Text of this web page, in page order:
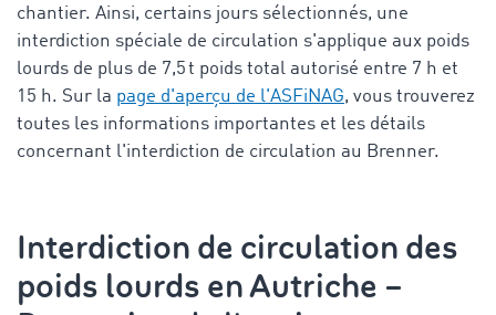
chantier. Ainsi, certains jours sélectionnés, une
interdiction spéciale de circulation s'applique aux poids
lourds de plus de 7,5 t poids total autorisé entre 7 h et
15 h. Sur la page d'aperçu de l'ASFiNAG, vous trouverez
toutes les informations importantes et les détails
concernant l'interdiction de circulation au Brenner.
Interdiction de circulation des
poids lourds en Autriche –